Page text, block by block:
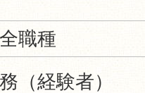
全職種
（経験者）